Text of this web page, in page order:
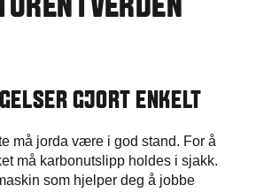
I VERDEN
GJORT ENKELT
må jorda være i god stand. For å
må karbonutslipp holdes i sjakk.
som hjelper deg å jobbe